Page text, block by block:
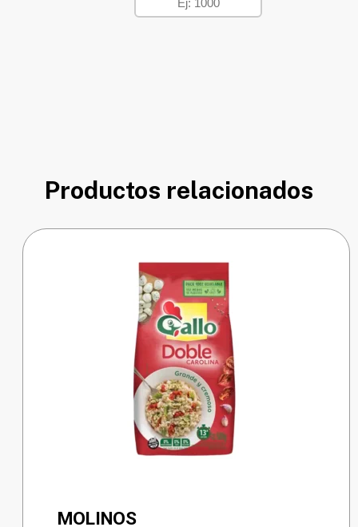
Productos relacionados
MOLINOS